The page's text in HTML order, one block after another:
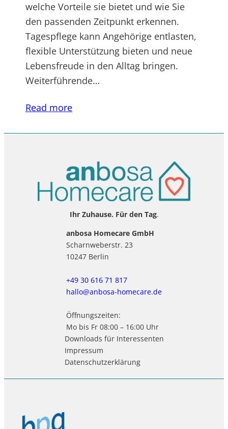
welche Vorteile sie bietet und wie Sie
den passenden Zeitpunkt erkennen.
Tagespflege kann Angehörige entlasten,
flexible Unterstützung bieten und neue
Lebensfreude in den Alltag bringen.
Weiterführende…
Read more
Ihr Zuhause. Für den Tag.
anbosa Homecare GmbH
Scharnweberstr. 23
10247 Berlin
+49 30 616 71 817
hallo@anbosa-homecare.de
Öffnungszeiten:
Mo bis Fr 08:00 – 16:00 Uhr
Downloads für Interessenten
Impressum
Datenschutzerklärung